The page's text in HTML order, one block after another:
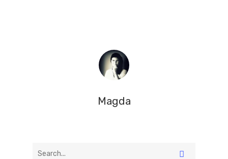
Magda